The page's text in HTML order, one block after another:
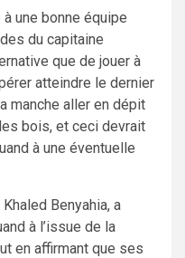
une bonne équipe
du capitaine
que de jouer à
atteindre le dernier
manche aller en dépit
bois, et ceci devrait
à une éventuelle
Benyahia, a
à l’issue de la
en affirmant que ses